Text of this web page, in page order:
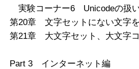
実験コーナー6 Unicodeの扱
第20章 文字セットにない文字
第21章 大文字セット、大文字
Part 3 インターネット編